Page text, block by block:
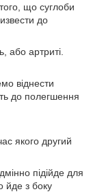
що суглоби
до
або артриті.
віднести
до полегшення
якого другий
підійде для
йде з боку